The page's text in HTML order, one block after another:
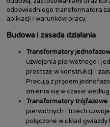
odpowiedniego transformatora
aplikacji i warunków pracy.
Budowa i zasada działania
Transformatory
uzwojenia pierwotnego i
prostsze w konstrukcji i
Pracują z prądem
zmienia się w czasie
Transformatory trójfazowe
pierwotnych i trzech
połączone w układ